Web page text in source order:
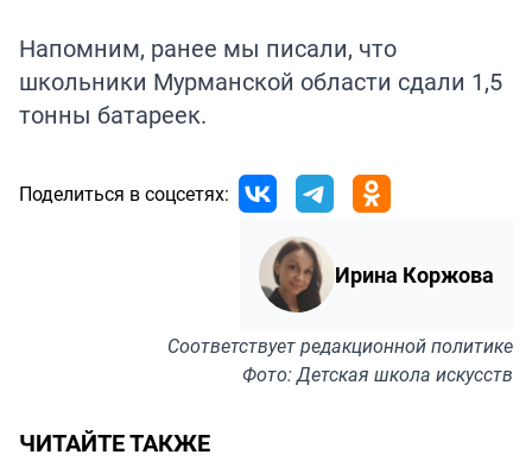
Напомним, ранее мы писали, что
школьники Мурманской области сдали 1,5
тонны батареек.
Поделиться в соцсетях:
Ирина Коржова
Соответствуетредакционной политике
Фото: Детская школа искусств
ЧИТАЙТЕ ТАКЖЕ